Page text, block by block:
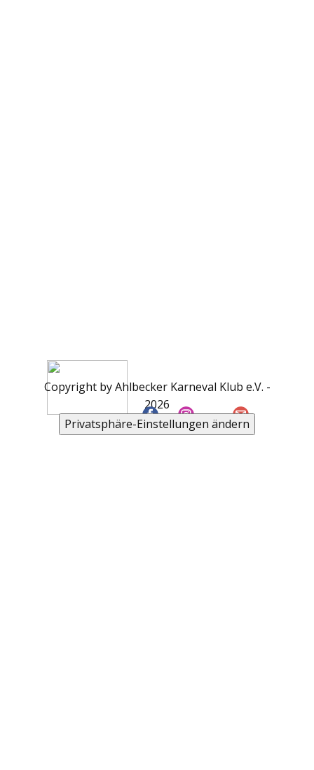
Copyright by Ahlbecker Karneval Klub e.V. -
2026
Privatsphäre-Einstellungen ändern